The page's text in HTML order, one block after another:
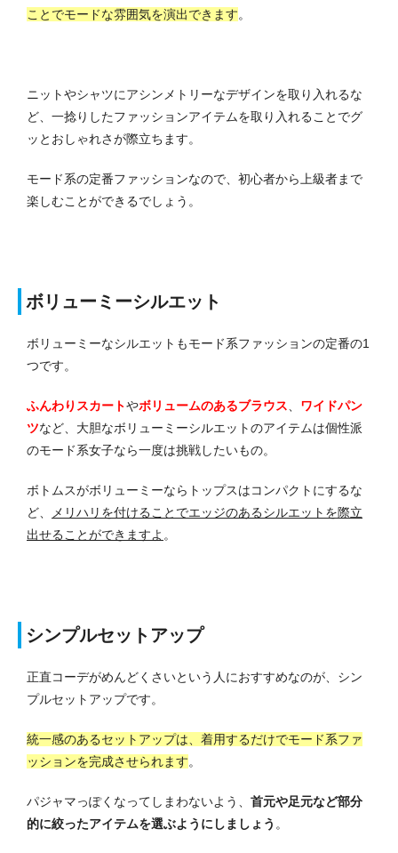
ことでモードな雰囲気を演出できます。
ニットやシャツにアシンメトリーなデザインを取り入れるな
ど、一捻りしたファッションアイテムを取り入れることでグ
ッとおしゃれさが際立ちます。
モード系の定番ファッションなので、初心者から上級者まで
楽しむことができるでしょう。
ボリューミーシルエット
ボリューミーなシルエットもモード系ファッションの定番の1
つです。
ふんわりスカートやボリュームのあるブラウス
ワイドパン
ツなど、大胆なボリューミーシルエットのアイテムは個性派
のモード系女子なら一度は挑戦したいもの。
ボトムスがボリューミーならトップスはコンパクトにするな
ど、
メリハリを付けることでエッジのあるシルエットを際立
出せることができますよ 。
シンプルセットアップ
正直コーデがめんどくさいという人におすすめなのが、シン
プルセットアップです。
統一感のあるセットアップは、着用するだけでモード系ファ
ッションを完成させられます。
パジャマっぽくなってしまわないよう、 首元や足元など部分
的に絞ったアイテムを選ぶようにしましょう 。